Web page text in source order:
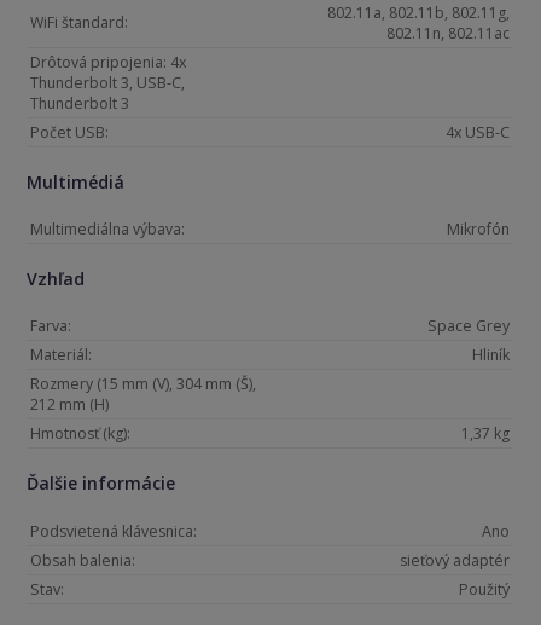
WiFi štandard:
802.11a, 802.11b, 802.11g,
802.11n, 802.11ac
Drôtová pripojenia: 4x
Thunderbolt 3, USB-C,
Thunderbolt 3
Počet USB:
4x USB-C
Multimédiá
Multimediálna výbava: Mikrofón
Vzhľad
Farva:
Space Grey
Materiál:
Hliník
Rozmery (15 mm (V), 304 mm (Š),
212 mm (H)
Hmotnosť (kg):
1,37 kg
Ďalšie informácie
Podsvietená klávesnica:
Ano
Obsah balenia:
sieťový adaptér
Stav:
Použitý